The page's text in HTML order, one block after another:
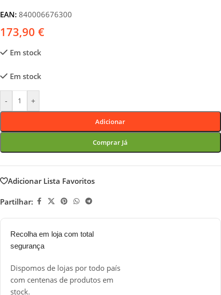
EAN: 840006676300
173,90 €
Em stock
Em stock
- +
Adicionar
Comprar Já
Adicionar Lista Favoritos
Partilhar:
Recolha em loja com total
segurança
Dispomos de lojas por todo país
com centenas de produtos em
stock.